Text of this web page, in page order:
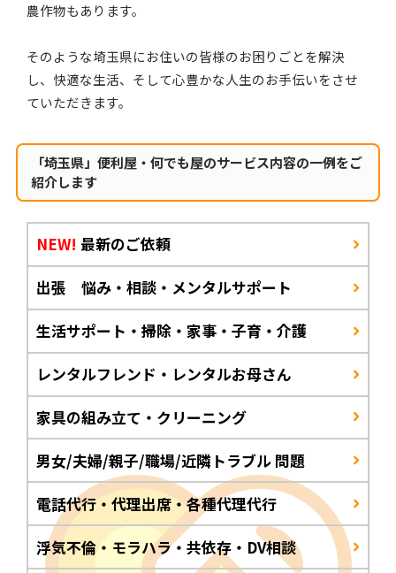
農作物もあります。
そのような埼玉県にお住いの皆様のお困りごとを解決
し、快適な生活、そして心豊かな人生のお手伝いをさせ
ていただきます。
「埼玉県」便利屋・何でも屋のサービス内容の一例をご
紹介します
NEW! 最新のご依頼
出張 悩み・相談・メンタルサポート
生活サポート・掃除・家事・子育・介護
レンタルフレンド・レンタルお母さん
家具の組み立て・クリーニング
男女/夫婦/親子/職場/近隣トラブル 問題
電話代行・代理出席・各種代理代行
浮気不倫・モラハラ・共依存・DV相談